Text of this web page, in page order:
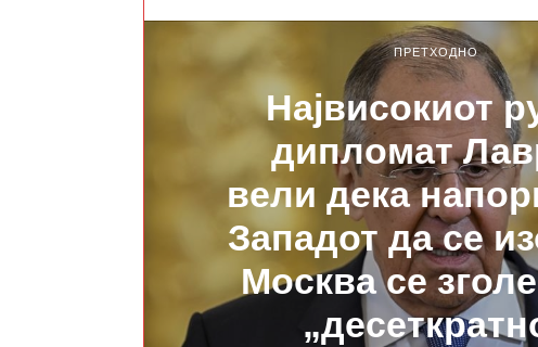
ПРЕТХОДНО
Највисокиот
дипломат
вели дека
Западот да се
Москва се